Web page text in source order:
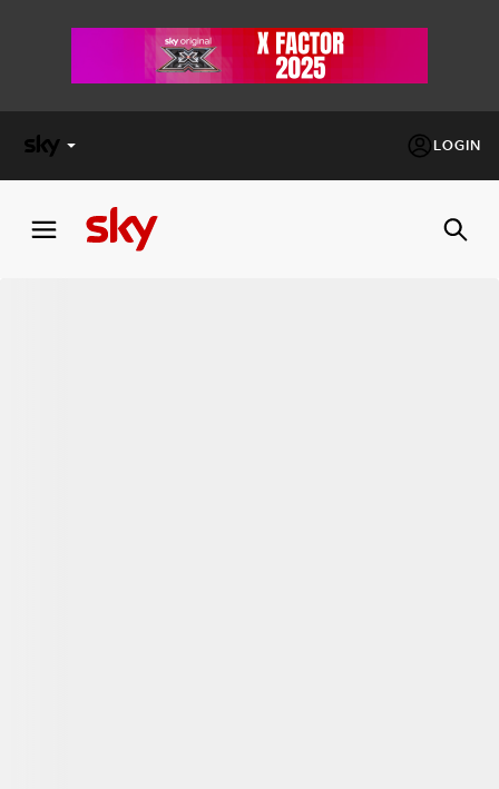
LOGIN
FACTOR